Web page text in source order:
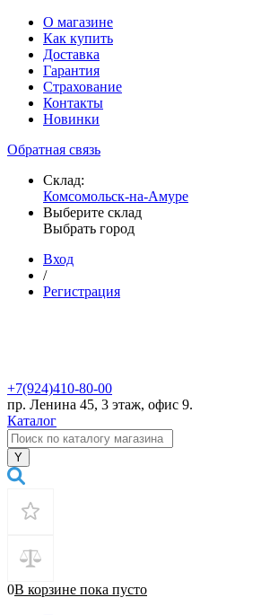
О магазине
Как купить
Доставка
Гарантия
Страхование
Контакты
Новинки
Обратная связь
Склад:
Комсомольск-на-Амуре
Выберите склад
Выбрать город
Вход
/
Регистрация
+7(924)410-80-00
пр. Ленина 45, 3 этаж, офис 9.
Каталог
0В корзине пока пусто